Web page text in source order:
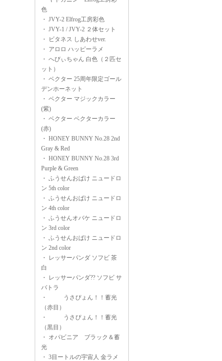
色
・ JVY-2 Elfrog工房彩色
・ JVY-1 / JVY-2 ２体セット
・
ビタネス しあわせver.
・ アロロ ハッピーラメ
・ へびぃちゃん 白色（２匹セ
ット）
・ ベクター 25周年限定ゴール
デンホーネット
・ ベクター マジックカラー
(紫)
・ ベクター ベクターカラー
(赤)
・ HONEY BUNNY No.28 2nd
Gray & Red
・ HONEY BUNNY No.28 3rd
Purple & Green
・ ふうせんおばけ ニュードロ
ン 5th color
・ ふうせんおばけ ニュードロ
ン 4th color
・ ふうせんオバケ ニュードロ
ン 3rd color
・ ふうせんおばけ ニュードロ
ン 2nd color
・
レッサーパンダ ソフビ 茶
白
・
レッサーパンダ?? ソフビ サ
バトラ
・
うさぴょん！！蓄光
（赤目）
・
うさぴょん！！蓄光
（黒目）
・ オパビニア ブラック＆蓄
光
・ 3目ートルの宇宙人 金ラメ